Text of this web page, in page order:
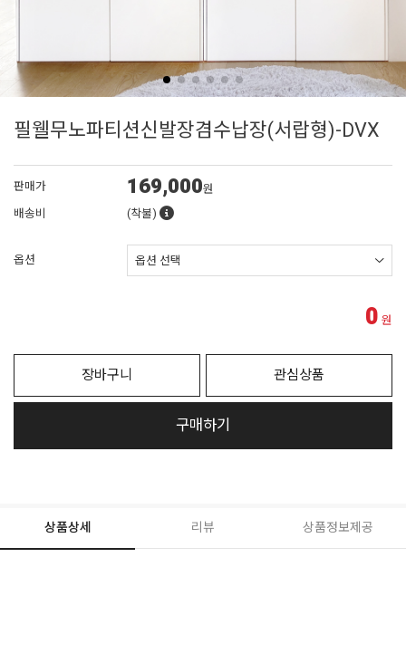
필웰무노파티션신발장겸수납장(서랍형)-DVX
판매가 169,000원
배송비
(착불)
옵션
0 원
장바구니 관심상품
구매하기
상품상세 리뷰 상품정보제공